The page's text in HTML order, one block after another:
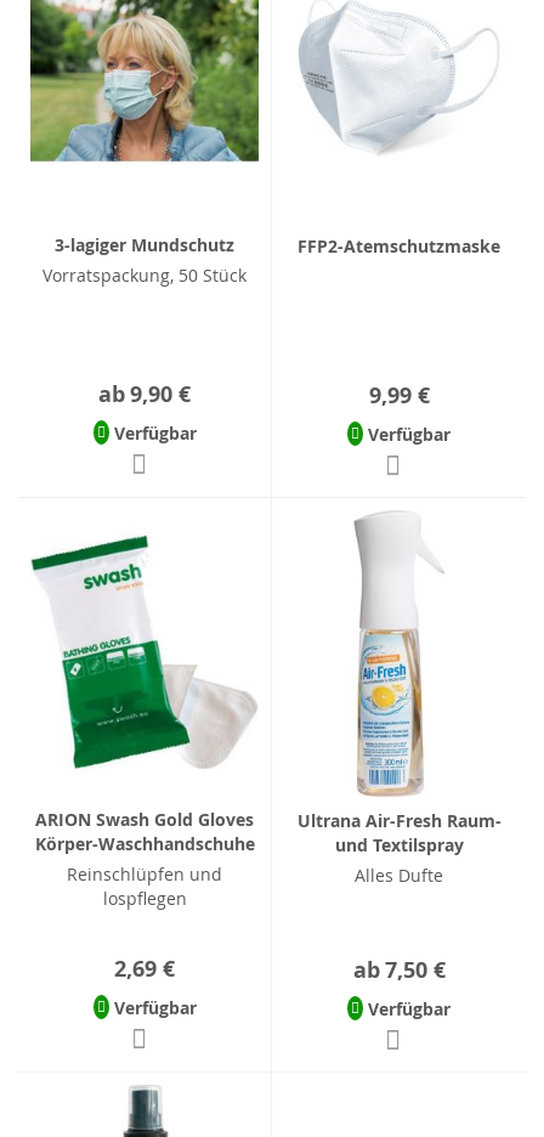
3-lagiger Mundschutz
Vorratspackung, 50 Stück
ab9,90 €
Verfügbar
FFP2-Atemschutzmaske
9,99 €
Verfügbar
ARION Swash Gold Gloves
Körper-Waschhandschuhe
Reinschlüpfen und
lospflegen
2,69 €
Verfügbar
Ultrana Air-Fresh Raum-
und Textilspray
Alles Dufte
ab7,50 €
Verfügbar